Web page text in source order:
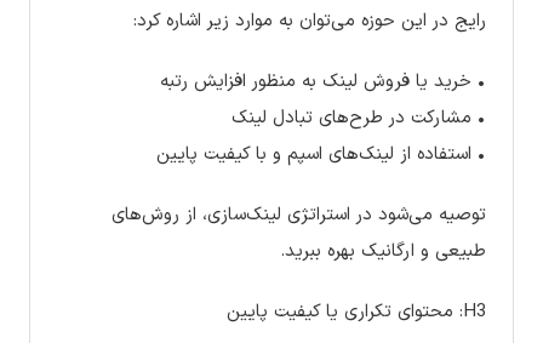
رایج در این حوزه می‌توان به موارد زیر اشاره کرد:
• خرید یا فروش لینک به منظور افزایش رتبه
• مشارکت در طرح‌های تبادل لینک
• استفاده از لینک‌های اسپم و با کیفیت پایین
توصیه می‌شود در استراتژی لینک‌سازی، از روش‌های
طبیعی و ارگانیک بهره ببرید.
H3: محتوای تکراری یا کیفیت پایین